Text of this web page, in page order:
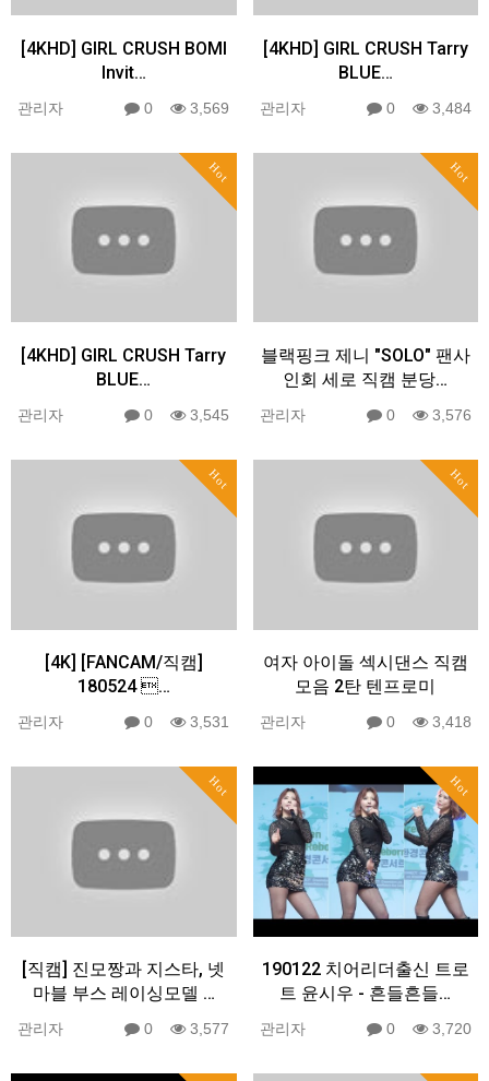
[4KHD] GIRL CRUSH BOMI
Invit…
관리자 0 3,569
[4KHD] GIRL CRUSH Tarry
BLUE…
관리자 0 3,484
Hot
[4KHD] GIRL CRUSH Tarry
BLUE…
관리자 0 3,545
Hot
블랙핑크 제니 "SOLO" 팬사
인회 세로 직캠 분당…
관리자 0 3,576
Hot
[4K] [FANCAM/직캠]
180524 …
관리자 0 3,531
Hot
여자 아이돌 섹시댄스 직캠
모음 2탄 텐프로미
관리자 0 3,418
Hot
[직캠] 진모짱과 지스타, 넷
마블 부스 레이싱모델 …
관리자 0 3,577
Hot
190122 치어리더출신 트로
트 윤시우 - 흔들흔들…
관리자 0 3,720